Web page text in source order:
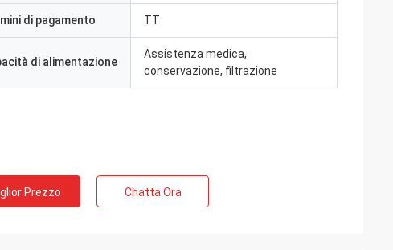
di pagamento TT
di alimentazione
Assistenza medica,
conservazione, filtrazione
Prezzo Chatta Ora